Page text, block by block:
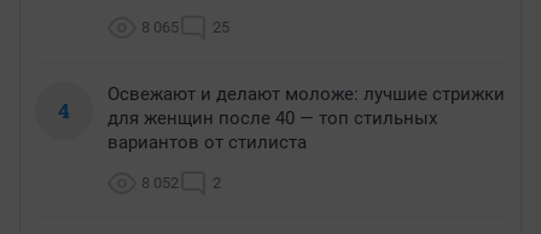
8 065 25
4
Освежают и делают моложе: лучшие стрижки
для женщин после 40 — топ стильных
вариантов от стилиста
8 052 2